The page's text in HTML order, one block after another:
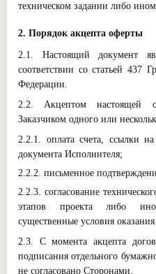
техническом задании либо
2. Порядок акцепта оферты
2.1. Настоящий документ
соответствии со статьей 437
Федерации.
2.2. Акцептом настоящей
Заказчиком одного или
2.2.1. оплата счета, ссылки
документа Исполнителя;
2.2.2. письменное
2.2.3. согласование
этапов проекта либо
существенные условия оказания
2.3. С момента акцепта
подписания отдельного
не согласовано Сторонами.